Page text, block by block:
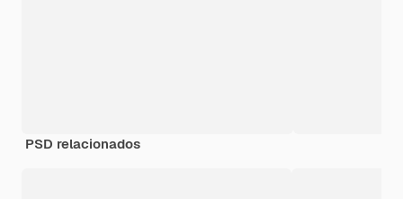
PSD relacionados